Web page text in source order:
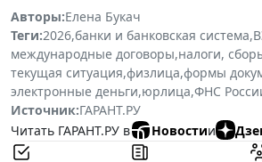
Авторы:Елена Букач
Теги:2026,банки и банковская система,
международные договоры,налоги,
текущая ситуация,физлица,формы
электронные деньги,юрлица,ФНС
Источник:ГАРАНТ.РУ
Читать ГАРАНТ.РУ в
Новостии